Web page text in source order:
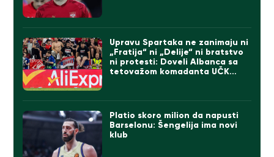
Upravu Spartaka ne zanimaju ni
„Fratija“ ni „Delije“ ni bratstvo
ni protesti: Doveli Albanca sa
tetovažom komadanta UČK
Platio skoro milion da napusti
Barselonu: Šengelija ima novi
klub